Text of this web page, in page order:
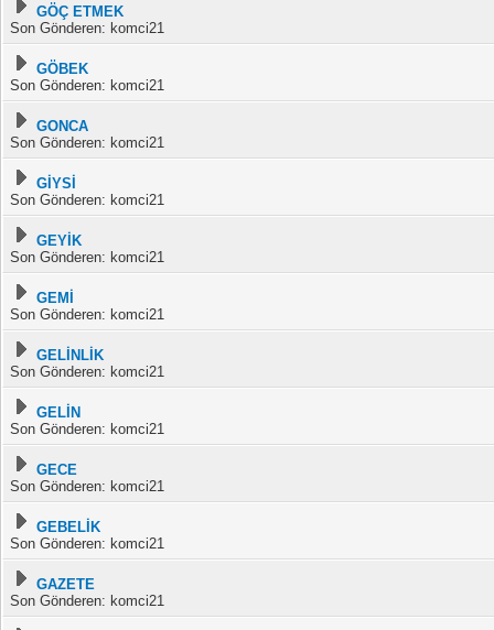
GÖÇ ETMEK
Son Gönderen: komci21
GÖBEK
Son Gönderen: komci21
GONCA
Son Gönderen: komci21
GİYSİ
Son Gönderen: komci21
GEYİK
Son Gönderen: komci21
GEMİ
Son Gönderen: komci21
GELİNLİK
Son Gönderen: komci21
GELİN
Son Gönderen: komci21
GECE
Son Gönderen: komci21
GEBELİK
Son Gönderen: komci21
GAZETE
Son Gönderen: komci21